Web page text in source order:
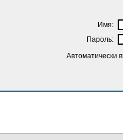
Имя:
Пароль:
Автоматически